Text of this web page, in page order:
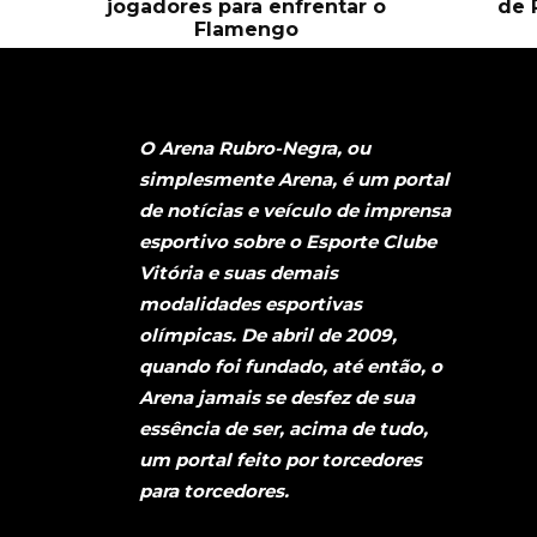
jogadores para enfrentar o
Flamengo
de
O Arena Rubro-Negra, ou
simplesmente Arena, é um portal
de notícias e veículo de imprensa
esportivo sobre o Esporte Clube
Vitória e suas demais
modalidades esportivas
olímpicas. De abril de 2009,
quando foi fundado, até então, o
Arena jamais se desfez de sua
essência de ser, acima de tudo,
um portal feito por torcedores
para torcedores.